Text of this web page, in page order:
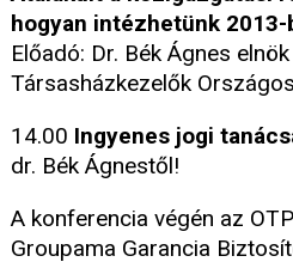
hogyan intézhetünk 2013-
Előadó: Dr. Bék Ágnes
Társasházkezelők
14.00 Ingyenes jogi
dr. Bék Ágnestől!
A konferencia végén az
Groupama Garancia